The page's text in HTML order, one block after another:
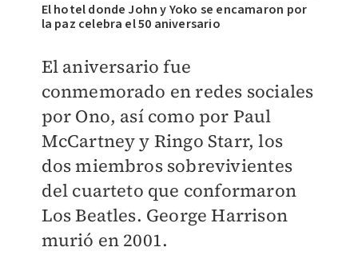
El hotel donde John y Yoko se encamaron por
la paz celebra el 50 aniversario
El aniversario fue
conmemorado en redes sociales
por Ono, así como por Paul
McCartney y Ringo Starr, los
dos miembros sobrevivientes
del cuarteto que conformaron
Los Beatles. George Harrison
murió en 2001.